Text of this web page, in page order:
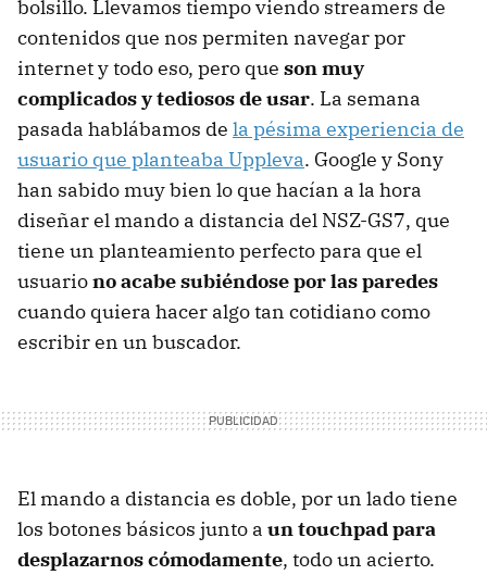
bolsillo. Llevamos tiempo viendo streamers de
contenidos que nos permiten navegar por
internet y todo eso, pero que son muy
complicados y tediosos de usar. La semana
pasada hablábamos de la pésima experiencia de
usuario que planteaba Uppleva. Google y Sony
han sabido muy bien lo que hacían a la hora
diseñar el mando a distancia del NSZ-GS7, que
tiene un planteamiento perfecto para que el
usuariono acabe subiéndose por las paredes
cuando quiera hacer algo tan cotidiano como
escribir en un buscador.
El mando a distancia es doble, por un lado tiene
los botones básicos junto a un touchpad para
desplazarnos cómodamente, todo un acierto.